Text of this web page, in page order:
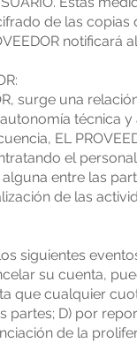
de las
surge una
técnica
EL
el
entre las
de las
siguientes
su cuenta,
que cualquier
D) por
de la